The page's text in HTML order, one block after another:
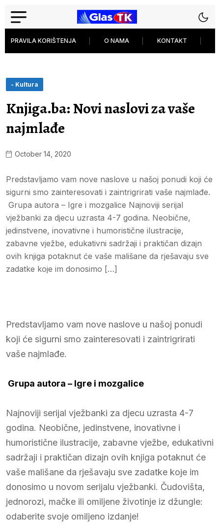
PRAVILA KORIŠTENJA O NAMA KONTAKT
- Kultura
Knjiga.ba: Novi naslovi za vaše
najmlađe
October 14, 2020
Predstavljamo vam nove naslove u našoj ponudi koji će
sigurni smo zainteresovati i zaintrigrirati vaše najmlađe.
Grupa autora – Igre i mozgalice Najnoviji serijal
vježbanki za djecu uzrasta 4-7 godina. Neobične,
jedinstvene, inovativne i humoristične ilustracije,
zabavne vježbe, edukativni sadržaji i praktičan dizajn
ovih knjiga potaknut će vaše mališane da rješavaju sve
zadatke koje im donosimo […]
Predstavljamo vam nove naslove u našoj ponudi
koji će sigurni smo zainteresovati i zaintrigrirati
vaše najmlađe.
Grupa autora – Igre i mozgalice
Najnoviji serijal vježbanki za djecu uzrasta 4-7
godina. Neobične, jedinstvene, inovativne i
humoristične ilustracije, zabavne vježbe, edukativni
sadržaji i praktičan dizajn ovih knjiga potaknut će
vaše mališane da rješavaju sve zadatke koje im
donosimo u novom serijalu vježbanki. Čudovišta,
jednorozi, mačke ili omiljene životinje iz džungle:
odaberite svoje omiljeno izdanje!